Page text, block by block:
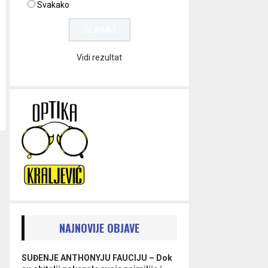
Svakako
Vidi rezultat
NAJNOVIJE OBJAVE
SUĐENJE ANTHONYJU FAUCIJU – Dok